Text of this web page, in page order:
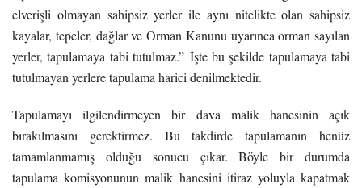
elverişli olmayan sahipsiz yerler ile aynı nitelikte olan sahipsiz
kayalar, tepeler, dağlar ve Orman Kanunu uyarınca orman sayılan
yerler, tapulamaya tabi tutulmaz.” İşte bu şekilde tapulamaya tabi
tutulmayan yerlere tapulama harici denilmektedir.
Tapulamayı ilgilendirmeyen bir dava malik hanesinin açık
bırakılmasını gerektirmez. Bu takdirdetapulamanın henüz
tamamlanmamış olduğu sonucu çıkar. Böyle bir durumda
tapulamakomisyonunun malik hanesini itiraz yoluyla kapatmak